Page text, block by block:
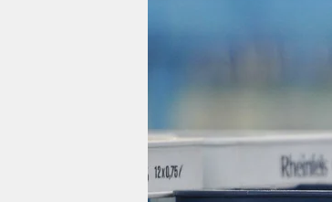
verlag
veranstaltungen
shop